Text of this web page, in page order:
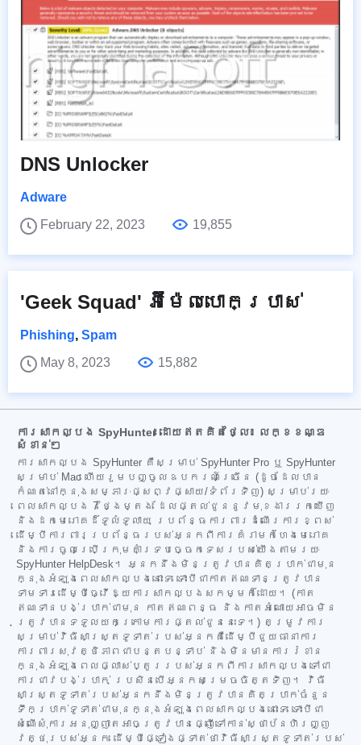
DNS Unlocker
Adware
February 22, 2023
19,855
'Geek Squad' អ៊ីម៉ែលបោកប្រាស់
Phishing, Spam
May 8, 2023
15,882
ការសាកល្បង SpyHunter ដោយឥតគិតថ្លៃ៖ លក្ខខណ្ឌ
សំខាន់ៗ
ការសាកល្បង SpyHunter គឺសម្រាប់ SpyHunter Pro ឬ SpyHunter
សម្រាប់ Mac ហើយរួមបញ្ចូលឧបករណ៍ច្រើន (ដូចដែលបាន
កំណត់នៅក្នុងសម្ភារៈផ្សព្វផ្សាយ/ទំព័រទិញ) សម្រាប់រយៈ
ពេលសាកល្បង 7 ថ្ងៃម្តង ដែលផ្តល់ជូននូវមុខងាររកឃើញ
និងដកមេរោគដ៏ទូលំទូលាយ ប្រព័ន្ធការពារដំណើរការខ្ពស់
ដើម្បីការពារប្រព័ន្ធរបស់អ្នកពីការគំរាមកំហែងមេរោគ
និងការចូលប្រើក្រុមគាំទ្របច្ចេកទេសរបស់យើងតាមរយៈ
SpyHunter HelpDesk។ អ្នកនឹងមិនត្រូវបានគិតប្រាក់ជាមុន
ក្នុងអំឡុងពេលសាកល្បងនោះទេ ទោះបីជាកាតឥណទានត្រូវបាន
ទាមទារដើម្បីធ្វើឱ្យការសាកល្បងសកម្មក៏ដោយ។ (កាត
ឥណទានបង់ប្រាក់ជាមុន កាតឥណពន្ធ និងកាតអំណោយអាចមិន
ត្រូវបានទទួលយកក្រោមការផ្តល់ជូននេះទេ។) តម្រូវការ
សម្រាប់វិធីសាស្ត្រទូទាត់របស់អ្នកគឺដើម្បីជួយធានាការ
ការពារសុវត្ថិភាពជាបន្តបន្ទាប់ និងមិនមានការរំខាន
ក្នុងអំឡុងពេលផ្លាស់ប្តូររបស់អ្នកពីការសាកល្បងទៅជា
ការជាវបង់ប្រាក់ ប្រសិនបើអ្នកសម្រេចចិត្តទិញ។ វិធី
សាស្ត្រទូទាត់របស់អ្នកនឹងមិនត្រូវបានគិតប្រាក់ចំនួន
ទឹកប្រាក់ទូទាត់ជាមុនក្នុងអំឡុងពេលសាកល្បងនោះទេ ទោះបីជា
សំណើសុំការអនុញ្ញាតអាចត្រូវបានផ្ញើទៅកាន់ស្ថាប័នហិរញ្ញ
វត្ថុរបស់អ្នក ដើម្បីផ្ទៀងផ្ទាត់ថាវិធីសាស្ត្រទូទាត់របស់